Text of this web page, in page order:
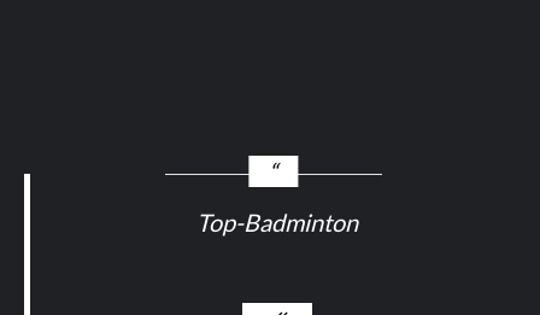
Top-Badminton